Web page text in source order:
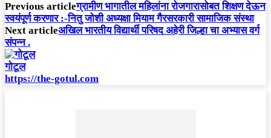
Previous articleग्रामीण भागातील महिलांना रोजगारासोबत शिक्षण देऊन
स्वयंपूर्ण करणार :-नितु जोशी अध्यक्षा मियाम गैरसरकारी सामाजिक संस्था
Next articleअखिल भारतीय विद्यार्थी परिषद अहेरी जिल्हा चा अभ्यास वर्ग
संपन्न .
गोटूल
https://the-gotul.com